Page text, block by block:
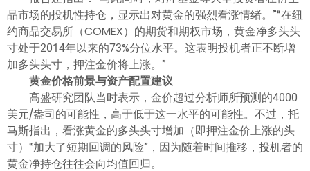
品市场的投机性持仓，显示出对黄金的强烈看涨情绪。”“在纽
约商品交易所（COMEX）的期货和期权市场，黄金净多头头
寸处于2014年以来的73%分位水平。这表明投机者正不断增
加多头头寸，押注金价将上涨。”
黄金价格前景与资产配置建议
高盛研究团队当时表示，金价超过分析师所预测的4000
美元/盎司的可能性，高于低于这一水平的可能性。不过，托
马斯指出，看涨黄金的多头头寸增加（即押注金价上涨的头
寸）“加大了短期回调的风险”，因为随着时间推移，投机者的
黄金净持仓往往会向均值回归。